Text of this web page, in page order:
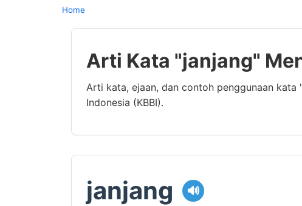
Home
Arti Kata "janjang"
Arti kata, ejaan, dan contoh penggunaan kata
Indonesia (KBBI).
janjang 🔊